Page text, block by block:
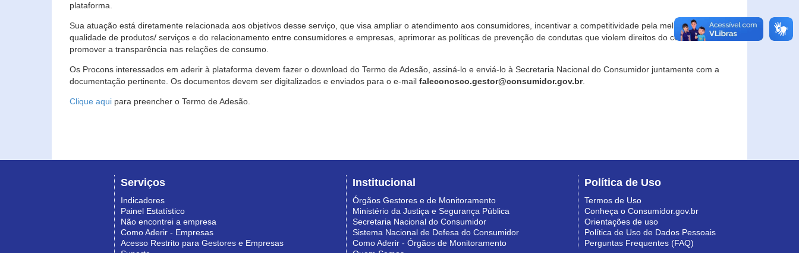
plataforma.
Sua atuação está diretamente relacionada aos objetivos desse serviço, que visa ampliar o atendimento aos consumidores, incentivar a competitividade pela melhoria da
qualidade de produtos/ serviços e do relacionamento entre consumidores e empresas, aprimorar as políticas de prevenção de condutas que violem direitos do consumidor e
promover a transparência nas relações de consumo.
Os Procons interessados em aderir à plataforma devem fazer o download do Termo de Adesão, assiná-lo e enviá-lo à Secretaria Nacional do Consumidor juntamente com a
documentação pertinente. Os documentos devem ser digitalizados e enviados para o e-mail faleconosco.gestor@consumidor.gov.br.
Clique aqui para preencher o Termo de Adesão.
Serviços
Indicadores
Painel Estatístico
Não encontrei a empresa
Como Aderir - Empresas
Acesso Restrito para Gestores e Empresas
Institucional
Órgãos Gestores e de Monitoramento
Ministério da Justiça e Segurança Pública
Secretaria Nacional do Consumidor
Sistema Nacional de Defesa do Consumidor
Como Aderir - Órgãos de Monitoramento
Política de Uso
Termos de Uso
Conheça o Consumidor.gov.br
Orientações de uso
Política de Uso de Dados Pessoais
Perguntas Frequentes (FAQ)